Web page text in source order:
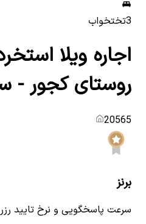
3تختخواب
اجاره ویلا
روستای کجور -
20565
برنز
سرعت پاسخگویی و نرخ تایید